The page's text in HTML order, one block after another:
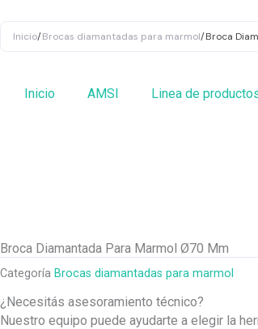
Inicio AMSI Linea de
Inicio/Brocas diamantadas para marmol/Broca
Broca Diamantada Para Marmol Ø70 Mm
Categoría Brocas diamantadas para marmol
¿Necesitás asesoramiento técnico?
Nuestro equipo puede ayudarte a elegir la